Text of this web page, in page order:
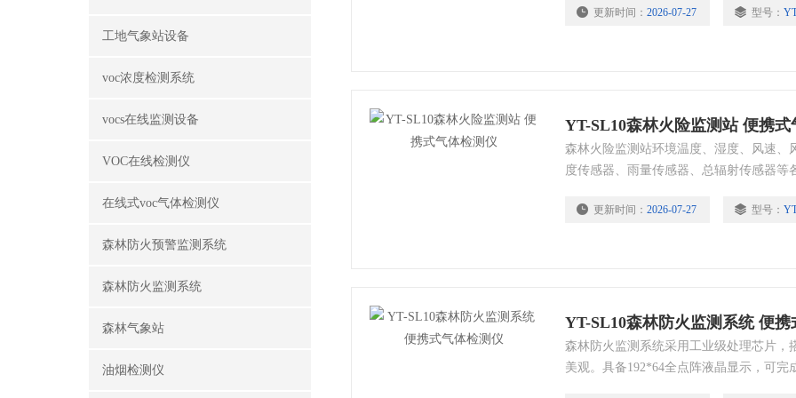
工地气象站设备
voc浓度检测系统
vocs在线监测设备
VOC在线检测仪
在线式voc气体检测仪
森林防火预警监测系统
森林防火监测系统
森林气象站
油烟检测仪
更新时间： 2026-07-27 型号：
YT-SL10森林火险监测站 便携式
森林火险监测站环境温度、湿度、风速、
度传感器、雨量传感器、总辐射传感器等
更新时间： 2026-07-27 型号：
YT-SL10森林防火监测系统 便
森林防火监测系统采用工业级处理芯片，
美观。具备192*64全点阵液晶显示，可完